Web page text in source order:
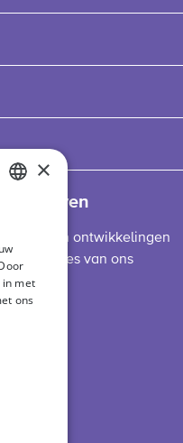
en ontwikkelingen
en updates van ons
GERMAN
×
met
ons